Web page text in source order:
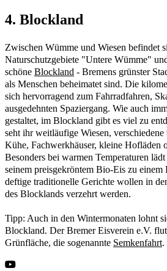
4. Blockland
Zwischen Wümme und Wiesen befindet
Naturschutzgebiete "Untere Wümme"
schöne Blockland - Bremens grünster
als Menschen beheimatet sind. Die
sich hervorragend zum Fahrradfahren,
ausgedehnten Spaziergang. Wie auch
gestaltet, im Blockland gibt es viel zu
seht ihr weitläufige Wiesen,
Kühe, Fachwerkhäuser, kleine Hofläden
Besonders bei warmen Temperaturen
seinem preisgekröntem Bio-Eis zu einem
deftige traditionelle Gerichte wollen in
des Blocklands verzehrt werden.
Tipp: Auch in den Wintermonaten lohnt
Blockland. Der Bremer Eisverein e.V.
Grünfläche, die sogenannte Semkenfahrt.